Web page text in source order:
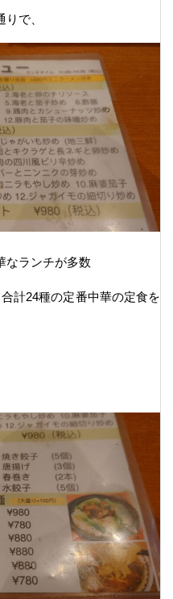
で、
なランチが多数
計24種の定番中華の定食を